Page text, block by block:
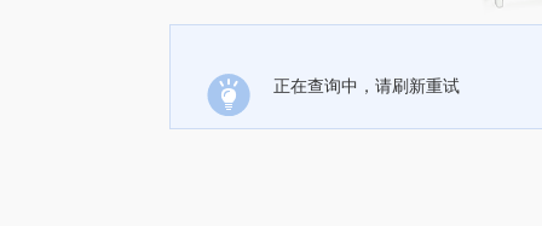
正在查询中，请刷新重试